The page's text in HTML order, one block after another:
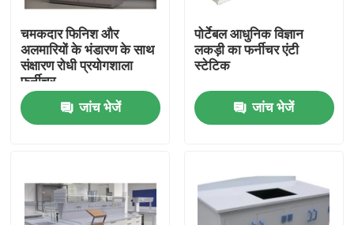
घर
हमारे बारे में
चमकदार फिनिश और
अलमारियों के भंडारण के साथ
संक्षारण रोधी प्रयोगशाला
फर्नीचर
जांच भेजें
पोर्टेबल आधुनिक विज्ञान
लकड़ी का फर्नीचर एंटी
स्टेटिक
जांच भेजें